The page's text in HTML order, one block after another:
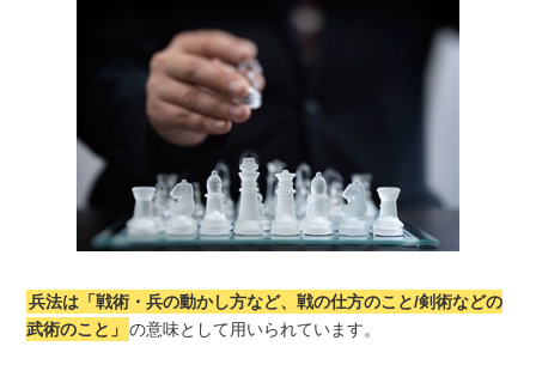
兵法は「戦術・兵の動かし方など、戦の仕方のこと/剣術などの
武術のこと」 の意味として用いられています。